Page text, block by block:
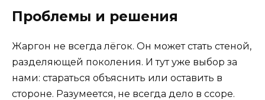
Проблемы и решения
Жаргон не всегда лёгок. Он может стать стеной,
разделяющей поколения. И тут уже выбор за
нами: стараться объяснить или оставить в
стороне. Разумеется, не всегда дело в ссоре.